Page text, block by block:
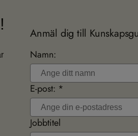
Anmäl dig till
Namn:
E-post: *
Jobbtitel